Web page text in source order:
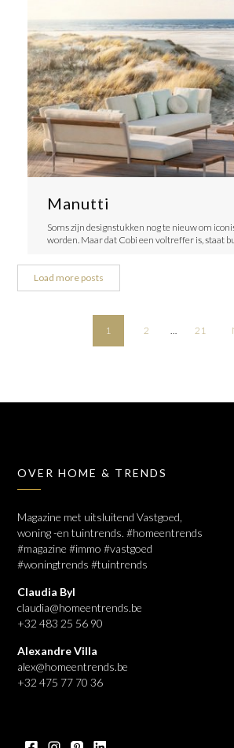
Manutti
Soms zijn designstukken nog te nieuw om
worden. Maar dat Cobi een voltreffer is, staat
Load more posts
1 2 21
OVER HOME & TRENDS
Magazine met uitsluitend Vastgoed,
woning -en tuintrends. #homeentrends
#magazine #immo #vastgoed
#woningtrends #tuintrends
Claudia Byl
claudia@homeentrends.be
+32 483 25 56 90
Alexandre Villa
alex@homeentrends.be
+32 475 77 70 36